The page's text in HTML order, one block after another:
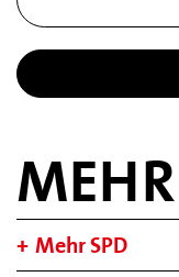
MEHR
Mehr SPD